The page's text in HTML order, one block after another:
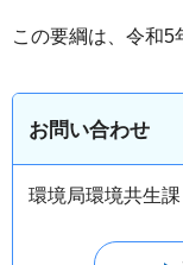
この要綱は、令和5
お問い合わせ
環境局環境共生